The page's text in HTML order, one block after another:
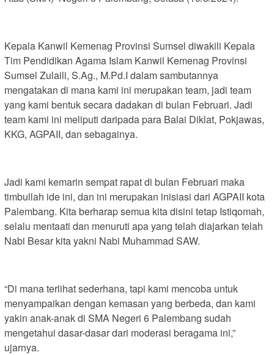
Kepala Kanwil Kemenag Provinsi Sumsel diwakili Kepala
Tim Pendidikan Agama Islam Kanwil Kemenag Provinsi
Sumsel Zulaili, S.Ag., M.Pd.I dalam sambutannya
mengatakan di mana kami ini merupakan team, jadi team
yang kami bentuk secara dadakan di bulan Februari. Jadi
team kami ini meliputi daripada para Balai Diklat, Pokjawas,
KKG, AGPAII, dan sebagainya.
Jadi kami kemarin sempat rapat di bulan Februari maka
timbullah ide ini, dan ini merupakan inisiasi dari AGPAII kota
Palembang. Kita berharap semua kita disini tetap Istiqomah,
selalu mentaati dan menuruti apa yang telah diajarkan telah
Nabi Besar kita yakni Nabi Muhammad SAW.
“Di mana terlihat sederhana, tapi kami mencoba untuk
menyampaikan dengan kemasan yang berbeda, dan kami
yakin anak-anak di SMA Negeri 6 Palembang sudah
mengetahui dasar-dasar dari moderasi beragama ini,”
ujarnya.